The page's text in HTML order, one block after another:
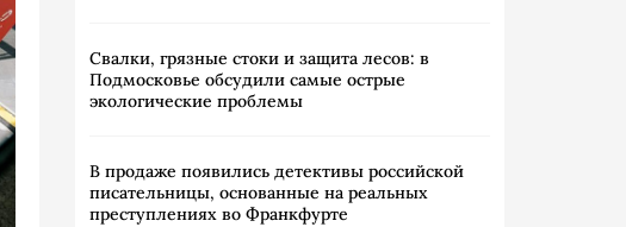
Свалки, грязные стоки и защита лесов: в
Подмосковье обсудили самые острые
экологические проблемы
В продаже появились детективы российской
писательницы, основанные на реальных
преступлениях во Франкфурте